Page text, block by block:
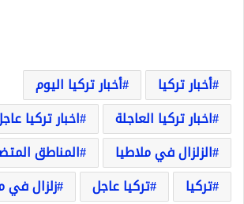
أخبار تركيا
أخبار تركيا اليوم
اخبار تركيا العاجلة
اخبار تركيا
الزلزال في ملاطيا
المناطق
تركيا
تركيا عاجل
زلزال في